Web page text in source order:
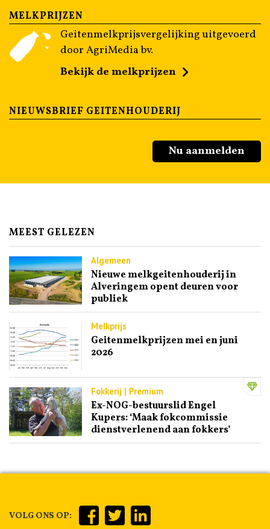
MELKPRIJZEN
Geitenmelkprijsvergelijking uitgevoerd
door AgriMedia bv.
Bekijk de melkprijzen
NIEUWSBRIEF GEITENHOUDERIJ
Nu aanmelden
MEEST GELEZEN
Algemeen
Nieuwe melkgeitenhouderij in
Alveringem opent deuren voor
publiek
Melkprijs
Geitenmelkprijzen mei en juni
2026
Fokkerij | Premium
Ex-NOG-bestuurslid Engel
Kupers: ‘Maak fokcommissie
dienstverlenend aan fokkers’
VOLG ONS OP: